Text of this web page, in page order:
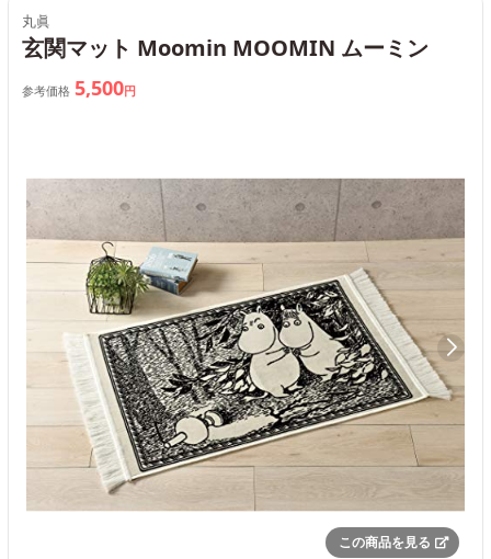
丸眞
玄関マット Moomin MOOMIN ムーミン
参考価格 5,500円
この商品を見る